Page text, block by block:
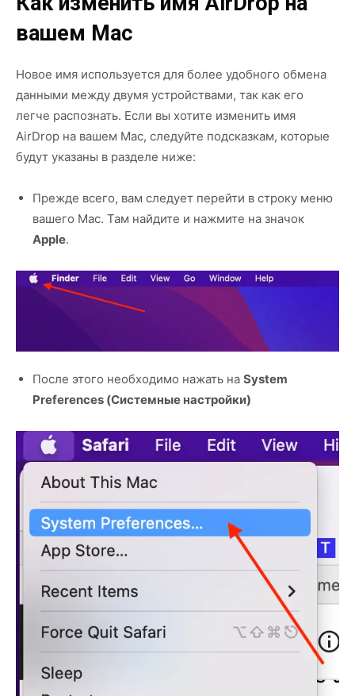
вашем Mac
Новое имя используется для более удобного обмена
данными между двумя устройствами, так как его
легче распознать. Если вы хотите изменить имя
AirDrop на вашем Mac, следуйте подсказкам, которые
будут указаны в разделе ниже:
Прежде всего, вам следует перейти в строку меню
вашего Mac. Там найдите и нажмите на значок
Apple.
После этого необходимо нажать на System
Preferences (Системные настройки)